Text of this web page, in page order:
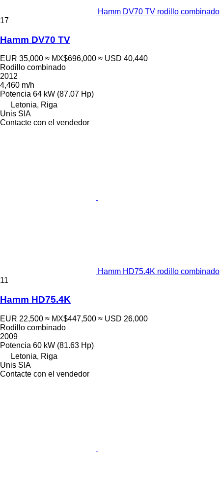
Hamm DV70 TV rodillo combinado
17
Hamm DV70 TV
EUR 35,000 ≈ MX$696,000 ≈ USD 40,440
Rodillo combinado
2012
4,460 m/h
Potencia 64 kW (87.07 Hp)
Letonia, Riga
Unis SIA
Contacte con el vendedor
Hamm HD75.4K rodillo combinado
11
Hamm HD75.4K
EUR 22,500 ≈ MX$447,500 ≈ USD 26,000
Rodillo combinado
2009
Potencia 60 kW (81.63 Hp)
Letonia, Riga
Unis SIA
Contacte con el vendedor